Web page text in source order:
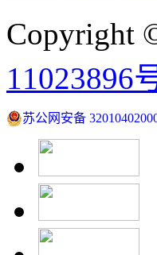
Copyright
11023896
苏公网安备